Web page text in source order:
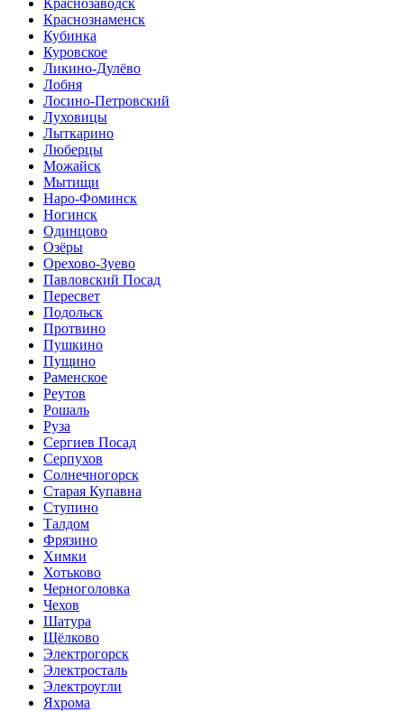
Краснозаводск
Краснознаменск
Кубинка
Куровское
Ликино-Дулёво
Лобня
Лосино-Петровский
Луховицы
Лыткарино
Люберцы
Можайск
Мытищи
Наро-Фоминск
Ногинск
Одинцово
Озёры
Орехово-Зуево
Павловский Посад
Пересвет
Подольск
Протвино
Пушкино
Пущино
Раменское
Реутов
Рошаль
Руза
Сергиев Посад
Серпухов
Солнечногорск
Старая Купавна
Ступино
Талдом
Фрязино
Химки
Хотьково
Черноголовка
Чехов
Шатура
Щёлково
Электрогорск
Электросталь
Электроугли
Яхрома